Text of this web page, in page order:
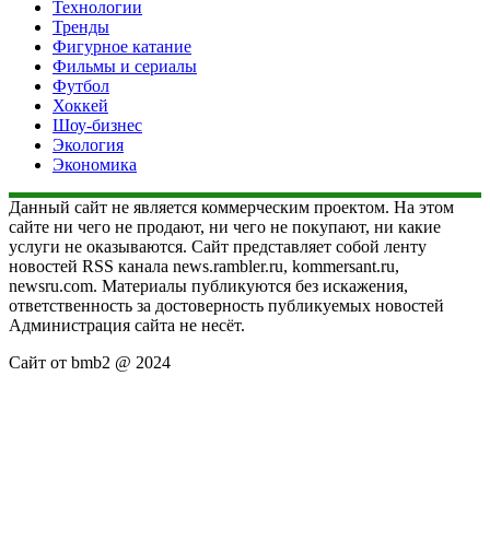
Технологии
Тренды
Фигурное катание
Фильмы и сериалы
Футбол
Хоккей
Шоу-бизнес
Экология
Экономика
Данный сайт не является коммерческим проектом. На этом
сайте ни чего не продают, ни чего не покупают, ни какие
услуги не оказываются. Сайт представляет собой ленту
новостей RSS канала news.rambler.ru, kommersant.ru,
newsru.com. Материалы публикуются без искажения,
ответственность за достоверность публикуемых новостей
Администрация сайта не несёт.
Сайт от bmb2 @ 2024